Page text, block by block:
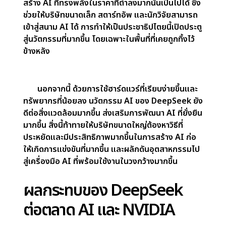
แม้จะมีต้นทุนการพัฒนาและการดำเนินงานที่ต่ำกว่า แต่
นวัตกรรม AI ของ DeepSeekทำให้มั่นใจได้ว่า R1 มี
ประสิทธิภาพดีพอ ๆ กับคู่แข่ง ในหลายด้าน:
ความสามารถในการเขียนโค้ด:เขียนและแก้ไขข้อ
บกพร่องของโค้ดได้อย่างมีประสิทธิภาพ
ความเข้าใจภาษา: มีส่วนร่วมในการสนทนาที่เป็นธรรมชาติ
และชาญฉลาดที่ทัดเทียมกับโมเดลฝั่งตะวันตก
ด้วยการเพิ่มประสิทธิภาพการออกแบบและกระบวนการ
ฝึกอบรมนวัตกรรม AI ของ DeepSeekทำให้แน่ใจว่า
R1 ไม่ได้ลดทอนคุณภาพลงเพื่อแลกกับต้นทุน
นวัตกรรม AI ของ DeepSeekมีความสำคัญ